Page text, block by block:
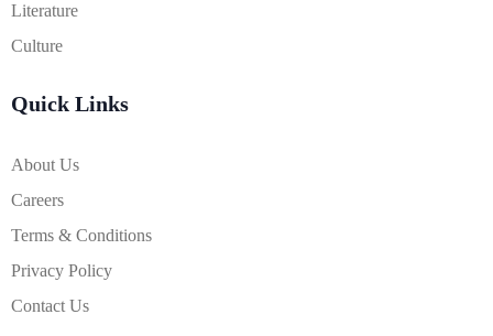
Literature
Culture
Quick Links
About Us
Careers
Terms & Conditions
Privacy Policy
Contact Us